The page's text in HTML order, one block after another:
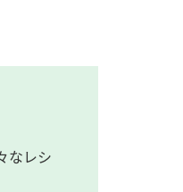
なレシ